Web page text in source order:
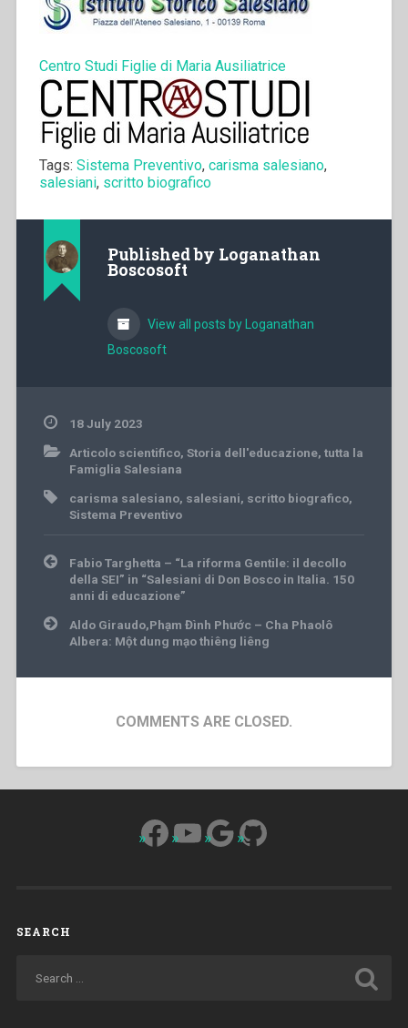
Centro Studi Figlie di Maria Ausiliatrice
Tags: Sistema Preventivo, carisma salesiano,
salesiani, scritto biografico
Published by Loganathan
Boscosoft
View all posts by Loganathan
Boscosoft
18 July 2023
Articolo scientifico, Storia dell'educazione, tutta la
Famiglia Salesiana
carisma salesiano, salesiani, scritto biografico,
Sistema Preventivo
Post
navigation
Fabio Targhetta – “La riforma Gentile: il decollo
della SEI” in “Salesiani di Don Bosco in Italia. 150
anni di educazione”
Aldo Giraudo,Phạm Đình Phước – Cha Phaolô
Albera: Một dung mạo thiêng liêng
COMMENTS ARE CLOSED.
Facebook
YouTube
Google
GitHub
SEARCH